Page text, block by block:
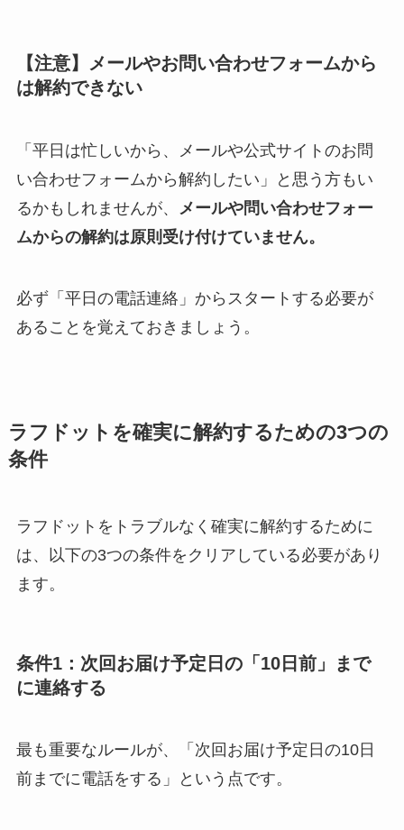
【注意】メールやお問い合わせフォームから
は解約できない
「平日は忙しいから、メールや公式サイトのお問
い合わせフォームから解約したい」と思う方もい
るかもしれませんが、
メールや問い合わせフォー
ムからの解約は原則受け付けていません。
必ず「平日の電話連絡」からスタートする必要が
あることを覚えておきましょう。
ラフドットを確実に解約するための3つの
条件
ラフドットをトラブルなく確実に解約するために
は、以下の3つの条件をクリアしている必要があり
ます。
条件1：次回お届け予定日の「10日前」まで
に連絡する
最も重要なルールが、「次回お届け予定日の10日
前までに電話をする」という点です。